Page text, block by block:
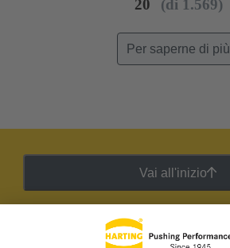
20 (di 1.569)
Per saperne di più
Vai all'inizio
Newsletter HARTING